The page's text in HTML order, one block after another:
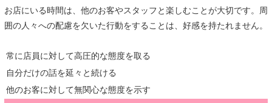
お店にいる時間は、他のお客やスタッフと楽しむことが大切です。周
囲の人々への配慮を欠いた行動をすることは、好感を持たれません。
常に店員に対して高圧的な態度を取る
自分だけの話を延々と続ける
他のお客に対して無関心な態度を示す